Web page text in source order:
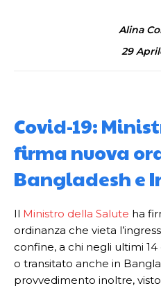
Alina
29
Covid-19:
firma nuova
Bangladesh e
Il Ministro della Salute ha
ordinanza che vieta
confine, a chi negli ultimi
o transitato anche in
provvedimento inoltre,